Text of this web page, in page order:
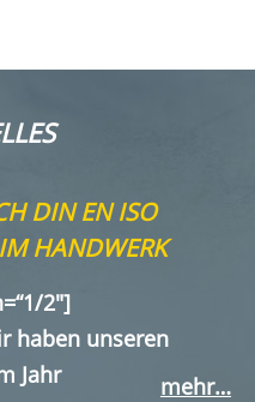
DIN EN ISO
HANDWERK
2″]
haben unseren
Jahr
mehr…